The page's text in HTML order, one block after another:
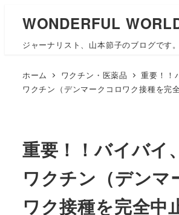
WONDERFUL
ジャーナリスト、山本節子のブログです。
ホーム ワクチン・医薬品
重要！！
ワクチン（デンマークコロワク接種を完全
重要！！バイバイ
ワクチン（デンマ
ワク接種を完全中